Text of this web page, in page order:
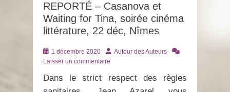
REPORTÉ – Casanova et
Waiting for Tina, soirée cinéma
littérature, 22 déc, Nîmes
Posté
le
1 décembre 2020 AuteurAutour des Auteurs
Laisser un commentaire
Dans le strict respect des règles